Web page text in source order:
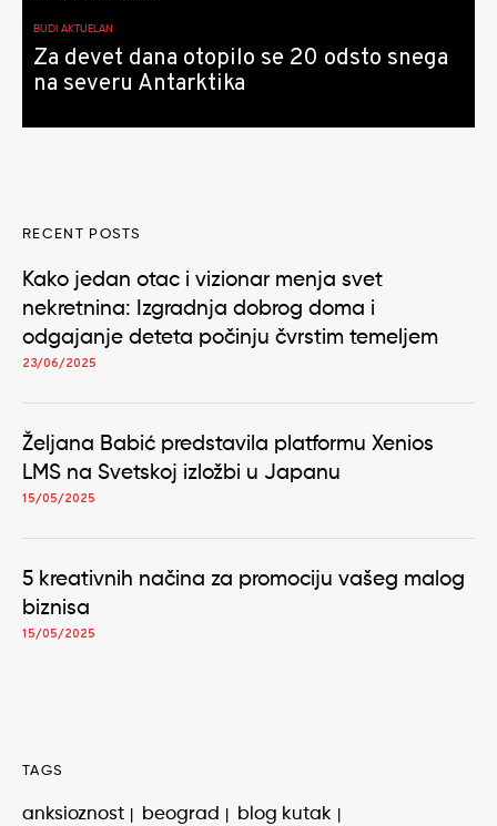
BUDI AKTUELAN
Za devet dana otopilo se 20 odsto snega
na severu Antarktika
RECENT POSTS
Kako jedan otac i vizionar menja svet
nekretnina: Izgradnja dobrog doma i
odgajanje deteta počinju čvrstim temeljem
23/06/2025
Željana Babić predstavila platformu Xenios
LMS na Svetskoj izložbi u Japanu
15/05/2025
5 kreativnih načina za promociju vašeg malog
biznisa
15/05/2025
TAGS
anksioznost beograd blog kutak